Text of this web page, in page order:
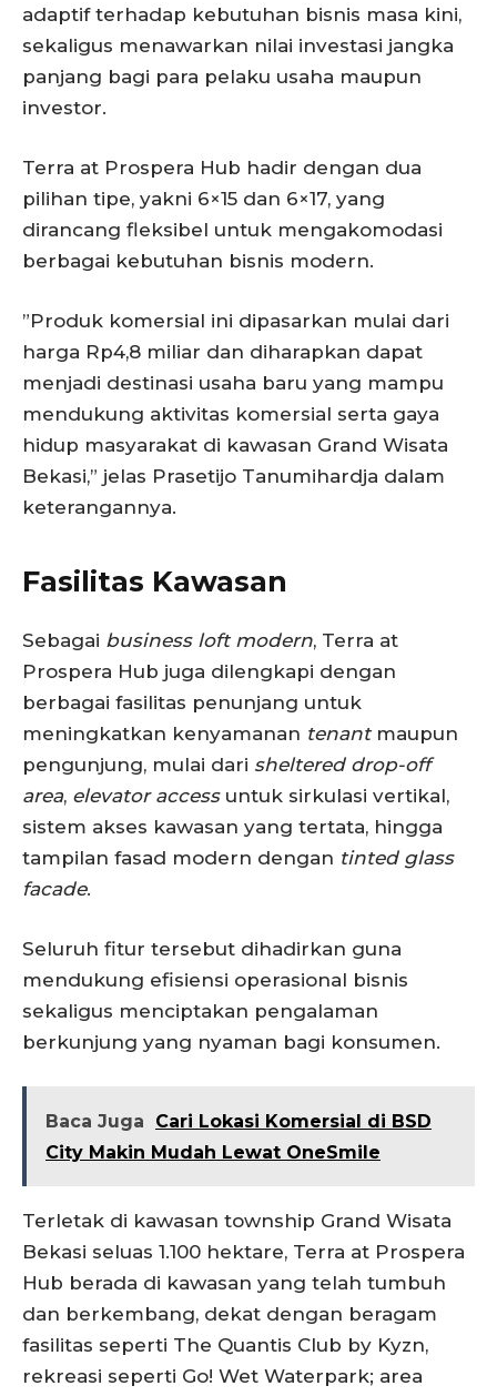
adaptif terhadap kebutuhan bisnis masa kini,
sekaligus menawarkan nilai investasi jangka
panjang bagi para pelaku usaha maupun
investor.
Terra at Prospera Hub hadir dengan dua
pilihan tipe, yakni 6×15 dan 6×17, yang
dirancang fleksibel untuk mengakomodasi
berbagai kebutuhan bisnis modern.
”Produk komersial ini dipasarkan mulai dari
harga Rp4,8 miliar dan diharapkan dapat
menjadi destinasi usaha baru yang mampu
mendukung aktivitas komersial serta gaya
hidup masyarakat di kawasan Grand Wisata
Bekasi,” jelas Prasetijo Tanumihardja dalam
keterangannya.
Fasilitas Kawasan
Sebagai business loft modern, Terra at
Prospera Hub juga dilengkapi dengan
berbagai fasilitas penunjang untuk
meningkatkan kenyamanan tenantmaupun
pengunjung, mulai dari sheltered drop-off
area, elevator accessuntuk sirkulasi vertikal,
sistem akses kawasan yang tertata, hingga
tampilan fasad modern dengan tinted glass
facade.
Seluruh fitur tersebut dihadirkan guna
mendukung efisiensi operasional bisnis
sekaligus menciptakan pengalaman
berkunjung yang nyaman bagi konsumen.
Baca Juga
Cari Lokasi Komersial di BSD
City Makin Mudah Lewat OneSmile
Terletak di kawasan township Grand Wisata
Bekasi seluas 1.100 hektare, Terra at Prospera
Hub berada di kawasan yang telah tumbuh
dan berkembang, dekat dengan beragam
fasilitas seperti The Quantis Club by Kyzn,
rekreasi seperti Go! Wet Waterpark; area